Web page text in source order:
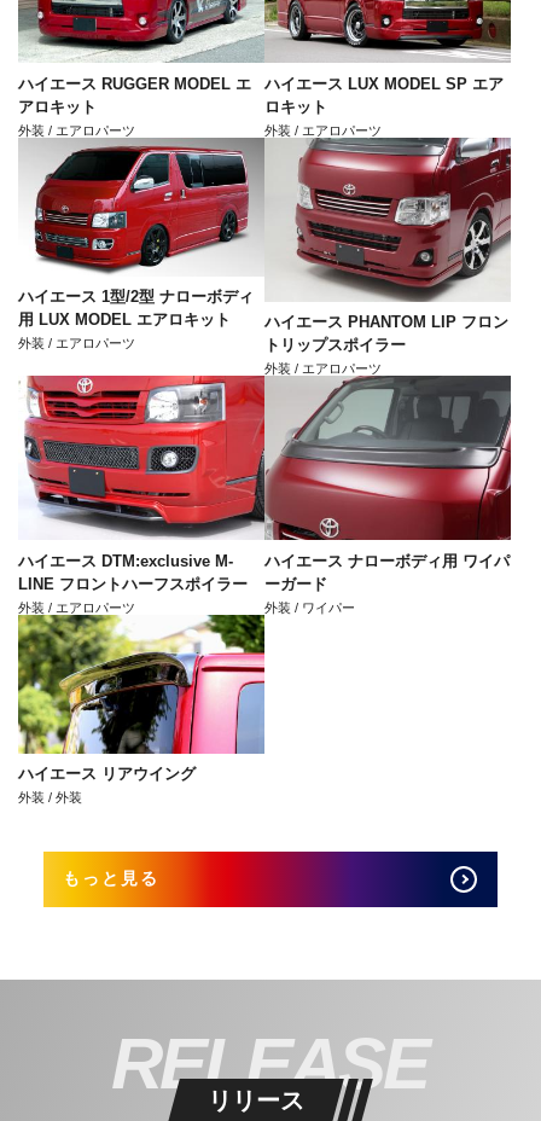
ハイエース RUGGER MODEL エ
アロキット
外装 / エアロパーツ
ハイエース LUX MODEL SP エア
ロキット
外装 / エアロパーツ
ハイエース 1型/2型 ナローボディ
用 LUX MODEL エアロキット
外装 / エアロパーツ
ハイエース PHANTOM LIP フロン
トリップスポイラー
外装 / エアロパーツ
ハイエース DTM:exclusive M-
LINE フロントハーフスポイラー
外装 / エアロパーツ
ハイエース ナローボディ用 ワイパ
ーガード
外装 / ワイパー
ハイエース リアウイング
外装 / 外装
もっと見る
RELEASE
リリース